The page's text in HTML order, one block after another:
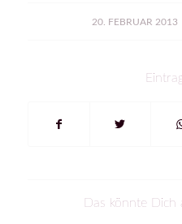
20. FEBRUAR 2013
/
Das könnte Dich